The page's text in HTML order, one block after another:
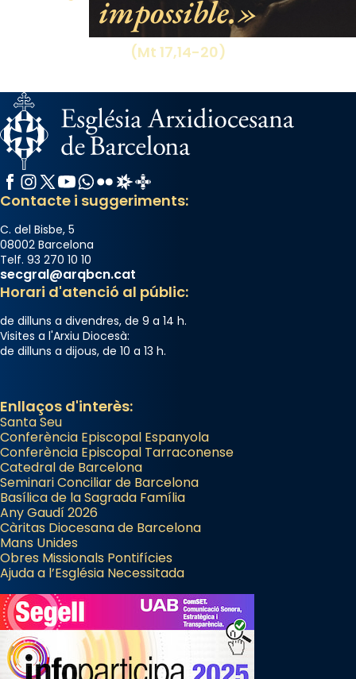
impossible.
(Mt 17,14-20)
Facebook
Instagram
X / Twitter
YouTube
WhatsApp
FlickrRadio Estel
Catalunya Cristiana
Contacte i suggeriments:
C. del Bisbe, 5
08002 Barcelona
Telf. 93 270 10 10
secgral@arqbcn.cat
Horari d'atenció al públic:
de dilluns a divendres, de 9 a 14 h.
Visites a l'Arxiu Diocesà:
de dilluns a dijous, de 10 a 13 h.
Enllaços d'interès:
Santa Seu
Conferència Episcopal Espanyola
Conferència Episcopal Tarraconense
Catedral de Barcelona
Seminari Conciliar de Barcelona
Basílica de la Sagrada Família
Any Gaudí 2026
Càritas Diocesana de Barcelona
Mans Unides
Obres Missionals Pontifícies
Ajuda a l’Església Necessitada